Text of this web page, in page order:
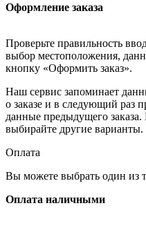
Оформление заказа
Проверьте правильность
выбор местоположения,
кнопку «Оформить заказ».
Наш сервис запоминает
о заказе и в следующий раз
данные предыдущего
выбирайте другие варианты.
Оплата
Вы можете выбрать один из
Оплата наличными